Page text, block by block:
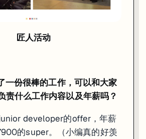
匠人活动
一份很棒的工作，可以和大家
责什么工作内容以及年薪吗？
developer的offer，年薪
的super。（小编真的好羡